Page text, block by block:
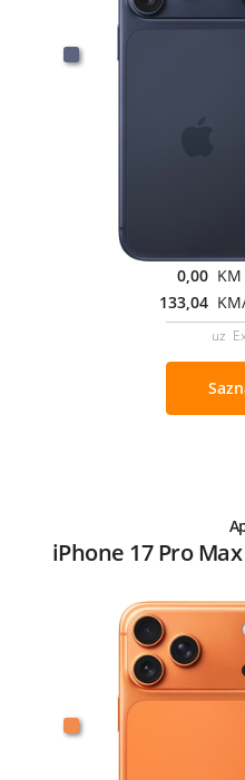
0,00
133,04
uz
iPhone 17 Pro